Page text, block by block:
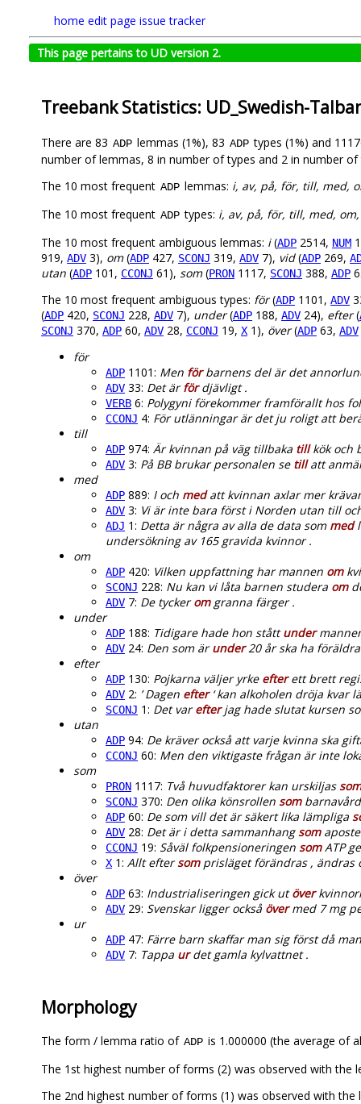
home edit page issue tracker
This page pertains to UD version 2.
Treebank Statistics: UD_Swedish-
There are 83 ADP lemmas (1%), 83 ADP types (1%) and
number of lemmas, 8 in number of types and 2 in number of
The 10 most frequent ADP lemmas: i, av, på, för, till, med,
The 10 most frequent ADP types: i, av, på, för, till, med,
The 10 most frequent ambiguous lemmas: i(ADP 2514, NUM
919, ADV 3), om(ADP 427, SCONJ 319, ADV 7), vid(ADP 269,
utan (ADP 101, CCONJ 61), som(PRON 1117, SCONJ 388, ADP
The 10 most frequent ambiguous types: för(ADP 1101, ADV
(ADP 420, SCONJ 228, ADV 7), under(ADP 188, ADV 24), efter(
SCONJ 370, ADP 60, ADV 28, CCONJ 19, X 1), över(ADP 63, ADV
för
ADP 1101: Men förbarnens del är det
ADV 33: Det ärfördjävligt .
VERB 6: Polygyni förekommer framförallt hos
CCONJ 4: För utlänningar är det ju roligt att
till
ADP 974: Är kvinnan på väg tillbaka tillkök och
ADV 3: På BB brukar personalen se tillatt
med
ADP 889: I och medatt kvinnan axlar mer
ADV 3: Vi är inte bara först i Norden utan till
ADJ 1: Detta är några av alla de data som med
undersökning av 165 gravida kvinnor .
om
ADP 420: Vilken uppfattning har mannen om
SCONJ 228: Nu kan vi låta barnen studera om
ADV 7: De tyckeromgranna färger .
under
ADP 188: Tidigare hade hon ståttunder
ADV 24: Den som ärunder20 år ska ha
efter
ADP 130: Pojkarna väljer yrke efterett brett
ADV 2: ’ Dagen efter‘ kan alkoholen dröja kvar
SCONJ 1: Det varefterjag hade slutat kursen
utan
ADP 94: De kräver också att varje kvinna ska
CCONJ 60: Men den viktigaste frågan är inte
som
PRON 1117: Två huvudfaktorer kan urskiljassom
SCONJ 370: Den olika könsrollen som
ADP 60: De som vill det är säkert lika lämpliga
ADV 28: Det är i detta sammanhangsom
CCONJ 19: Såväl folkpensioneringen somATP
X 1: Allt eftersomprisläget förändras , ändras
över
ADP 63: Industrialiseringen gick utöver
ADV 29: Svenskar ligger också övermed 7 mg
ur
ADP 47: Färre barn skaffar man sig först då
ADV 7: Tappa urdet gamla kylvattnet .
Morphology
The form / lemma ratio of ADP is 1.000000 (the average of
The 1st highest number of forms (2) was observed with the
The 2nd highest number of forms (1) was observed with the